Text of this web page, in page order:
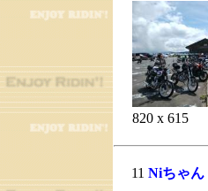
820 x 615
11 Niちゃん